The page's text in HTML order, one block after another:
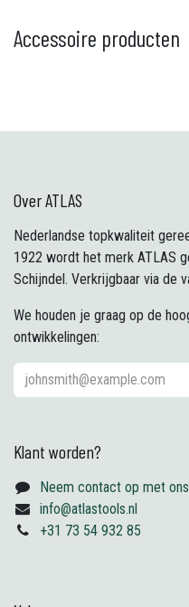
Accessoire producten
Over ATLAS
Nederlandse topkwaliteit
1922 wordt het merk ATLAS
Schijndel. Verkrijgbaar via de
We houden je graag op de
ontwikkelingen:
Klant worden?
Neem contact op met ons
info@atlastools.nl
+31 73 54 932 85